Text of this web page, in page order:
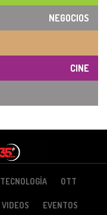
NEGOCIOS
CINE
TECNOLOGÍA OTT
VIDEOS EVENTOS